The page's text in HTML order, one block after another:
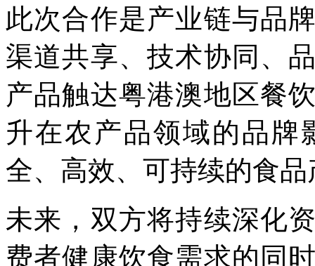
此次合作是产业链与品
渠道共享、技术协同、
产品触达粤港澳地区餐
升在农产品领域的品牌
全、高效、可持续的食
未来，双方将持续深化
费者健康饮食需求的同